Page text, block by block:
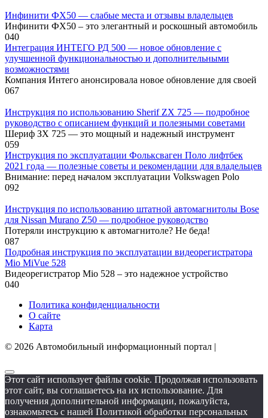
Инфинити ФХ50 — слабые места и отзывы владельцев
Инфинити ФХ50 – это элегантный и роскошный автомобиль
040
Интеграция ИНТЕГО РД 500 — новое обновление с
улучшенной функциональностью и дополнительными
возможностями
Компания Интего анонсировала новое обновление для своей
067
Инструкция по использованию Sherif ZX 725 — подробное
руководство с описанием функций и полезными советами
Шериф ЗХ 725 — это мощный и надежный инструмент
059
Инструкция по эксплуатации Фольксваген Поло лифтбек
2021 года — полезные советы и рекомендации для владельцев
Внимание: перед началом эксплуатации Volkswagen Polo
092
Инструкция по использованию штатной автомагнитолы Bose
для Nissan Murano Z50 — подробное руководство
Потеряли инструкцию к автомагнитоле? Не беда!
087
Подробная инструкция по эксплуатации видеорегистратора
Mio MiVue 528
Видеорегистратор Mio 528 – это надежное устройство
040
Политика конфиденциальности
О сайте
Карта
© 2026 Автомобильный информационный портал |
Этот сайт использует файлы cookie. Продолжая использовать
этот сайт, вы соглашаетесь на их использование. Для
получения дополнительной информации, пожалуйста,
ознакомьтесь с нашей Политикой обработки персональных